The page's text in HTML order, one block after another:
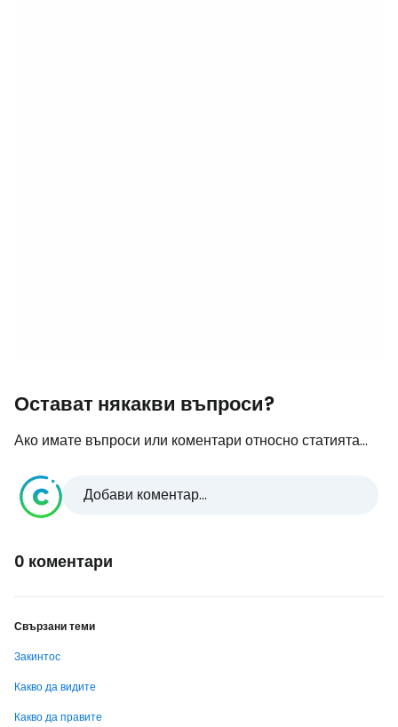
Остават някакви въпроси?
Ако имате въпроси или коментари относно статията...
Добави коментар...
0 коментари
Свързани теми
Закинтос
Какво да видите
Какво да правите